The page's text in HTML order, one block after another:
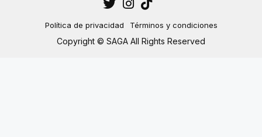
Política de privacidad Términos y condiciones
Copyright © SAGA All Rights Reserved